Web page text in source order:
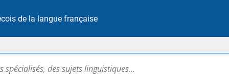
de la langue française
Rechercher dans tout le site